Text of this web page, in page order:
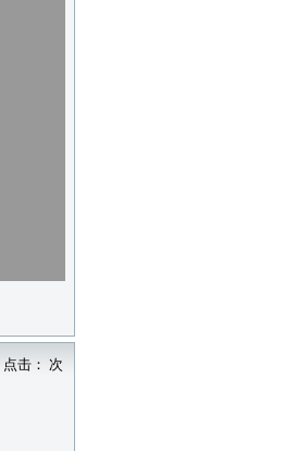
点击： 次